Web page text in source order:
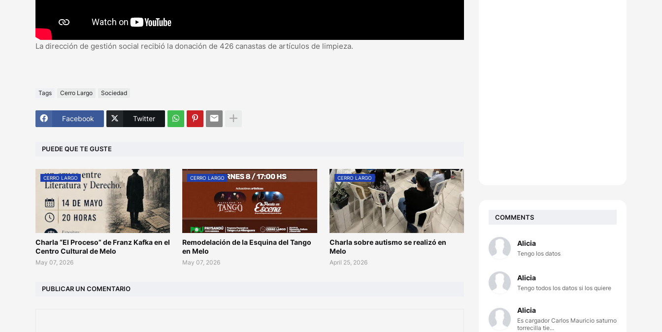
La dirección de gestión social recibió la donación de 426 canastas de artículos de limpieza.
Tags Cerro Largo Sociedad
Facebook Twitter
PUEDE QUE TE GUSTE
CERRO LARGO
Charla “El Proceso” de Franz Kafka en el
Centro Cultural de Melo
May 07, 2026
CERRO LARGO
Remodelación de la Esquina del Tango
en Melo
May 07, 2026
CERRO LARGO
Charla sobre autismo se realizó en
Melo
April 25, 2026
PUBLICAR UN COMENTARIO
COMMENTS
Alicia
Tengo los datos
Alicia
Tengo todos los datos si los quiere
Alicia
Es cargador Carlos Mauricio saturno
torrecilla tie...